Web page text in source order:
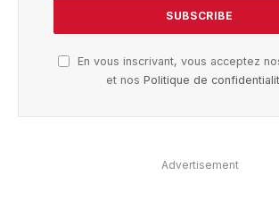
En vous inscrivant, vous acceptez
et nos Politique de
Advertisement